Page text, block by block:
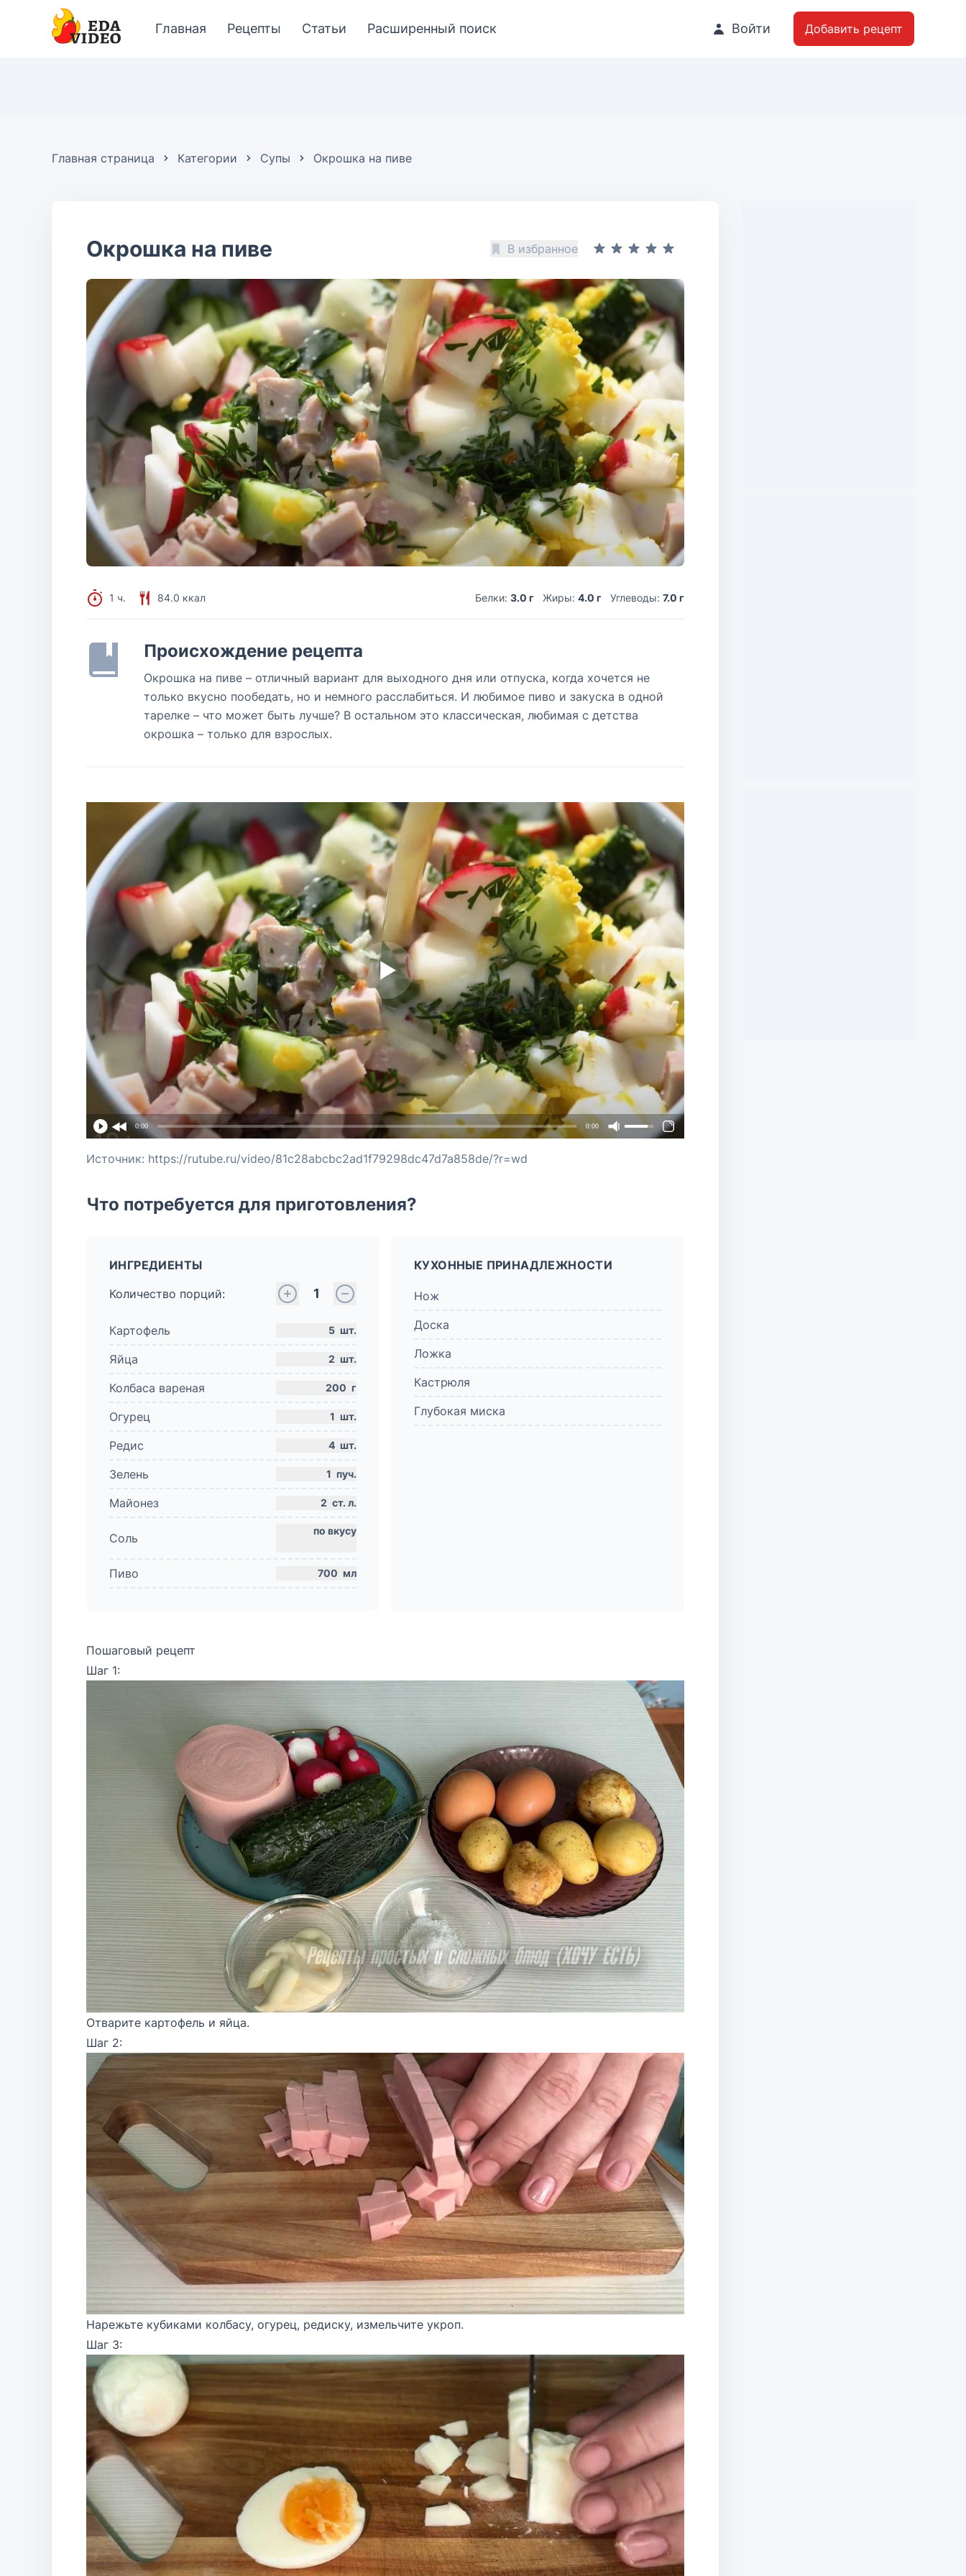
Главная Рецепты Статьи Расширенный поиск Войти Добавить рецепт
Главная страница Категории Супы Окрошка на пиве
Окрошка на пиве В избранное
1 ч. 84.0 ккал Белки: 3.0 г Жиры: 4.0 г Углеводы: 7.0 г
Происхождение рецепта
Окрошка на пиве – отличный вариант для выходного дня или отпуска, когда хочется не
только вкусно пообедать, но и немного расслабиться. И любимое пиво и закуска в одной
тарелке – что может быть лучше? В остальном это классическая, любимая с детства
окрошка – только для взрослых.
0:00 0:00
Источник: https://rutube.ru/video/81c28abcbc2ad1f79298dc47d7a858de/?r=wd
Что потребуется для приготовления?
ИНГРЕДИЕНТЫ
Количество порций:
1
Картофель 5 шт.
Яйца 2 шт.
Колбаса вареная 200 г
Огурец 1 шт.
Редис 4 шт.
Зелень 1 пуч.
Майонез 2 ст. л.
Соль
Пиво 700 мл
КУХОННЫЕ ПРИНАДЛЕЖНОСТИ
Нож
Доска
Ложка
Кастрюля
Глубокая миска
Пошаговый рецепт
Шаг 1:
Отварите картофель и яйца.
Шаг 2:
Нарежьте кубиками колбасу, огурец, редиску, измельчите укроп.
Шаг 3: